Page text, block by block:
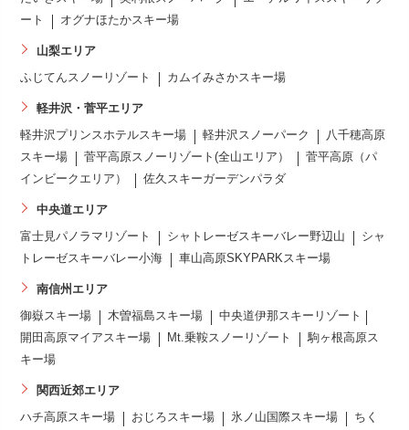
ート
オグナほたかスキー場
山梨エリア
ふじてんスノーリゾート カムイみさかスキー場
軽井沢・菅平エリア
軽井沢プリンスホテルスキー場 軽井沢スノーパーク
八千穂高原
スキー場
菅平高原スノーリゾート(全山エリア）
菅平高原（パ
インビークエリア）
佐久スキーガーデンパラダ
中央道エリア
富士見パノラマリゾート シャトレーゼスキーバレー野辺山
シャ
トレーゼスキーバレー小海
車山高原SKYPARKスキー場
南信州エリア
御嶽スキー場 木曽福島スキー場
中央道伊那スキーリゾート
開田高原マイアスキー場
Mt.乗鞍スノーリゾート
駒ヶ根高原ス
キー場
関西近郊エリア
ハチ高原スキー場 おじろスキー場 氷ノ山国際スキー場
ちく